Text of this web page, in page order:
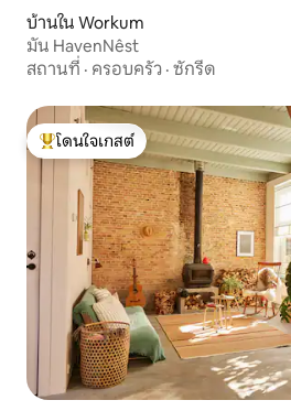
บ้านใน Workum
มัน HavenNêst
สถานที่ · ครอบครัว · ซักรีด
โดนใจเกสต์ที่สุด
โดนใจเกสต์